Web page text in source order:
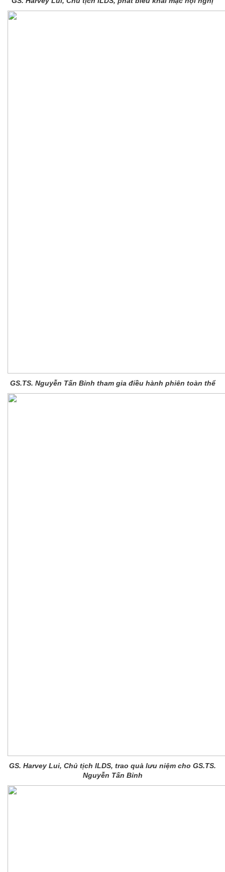
GS.TS. Nguyễn Tấn Bỉnh tham gia điều hành phiên toàn thể
GS. Harvey Lui, Chủ tịch ILDS, trao quà lưu niệm cho GS.TS.
Nguyễn Tấn Bỉnh